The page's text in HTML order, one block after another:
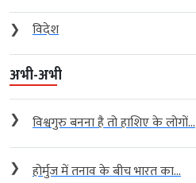
❯
विदेश
अभी-अभी
❯ विश्वगुरु बनना है तो हाशिए के लोगों...
❯ होर्मुज में तनाव के बीच भारत का...